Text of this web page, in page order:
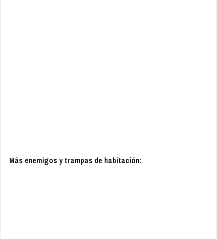
Más enemigos y trampas de habitación: